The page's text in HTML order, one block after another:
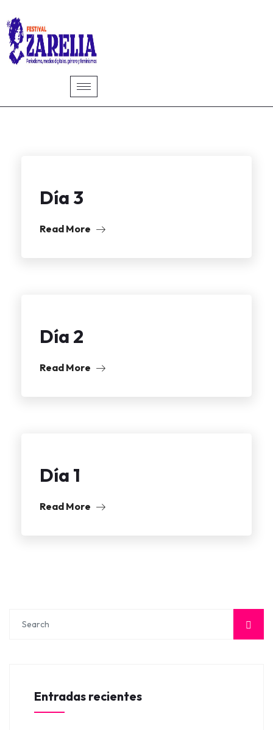
Día 3
Read More
Día 2
Read More
Día 1
Read More
Entradas recientes